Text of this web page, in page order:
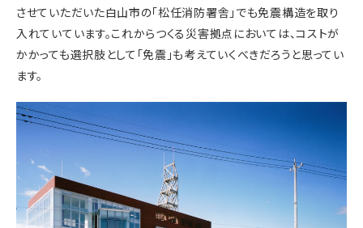
させていただいた白山市の「松任消防署舎」でも免震構造を取り
入れていています。これからつくる災害拠点においては、コストが
かかっても選択肢として「免震」も考えていくべきだろうと思ってい
ます。